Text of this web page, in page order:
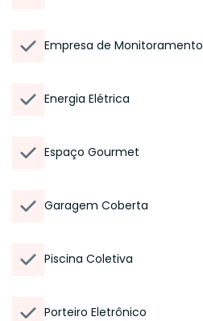
Empresa de Monitoramento
Energia Elétrica
Espaço Gourmet
Garagem Coberta
Piscina Coletiva
Porteiro Eletrônico